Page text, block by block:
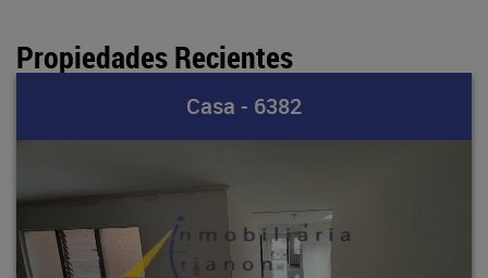
Propiedades Recientes
Casa - 6382